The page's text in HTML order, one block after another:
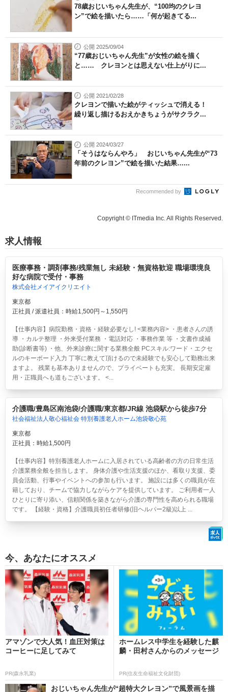
78歳おじいちゃん先生が、“100均のクレヨ
ン”で絵を描いたら……「何が起きてる...
公開 2025/09/04
“77歳おじいちゃん先生”が女性の絵を描く
と…… クレヨンとは思えない仕上がりに...
公開 2021/02/28
クレヨンで描いた絵がティッシュで消える！
繰り返し描けるおえかきちょうがサクラク...
公開 2024/03/27
「そうはならんやろ」 おじいちゃん先生が“73
年前のクレヨン”で絵を描いた結果…...
Recommended by
Copyright © ITmedia Inc. All Rights Reserved.
求人情報
医療事務・調剤事務/残業無し 未経験・無資格歓迎 職場環境良
好な病院で受付・事務
株式会社メイアイクリエイト
東京都
正社員 / 派遣社員：時給1,500円～1,550円
【仕事内容】病院勤務・資格・経験必要なし! <業務内容> ・患者さんの誘
導 ・カルテ整理 ・外来受付業務 ・電話対応 ・事務作業 等 ・文書作成補
助(診断書等) ・他、外来診療に関する業務全般 PCスキル:ワード・エクセ
ルのキーボード入力 丁寧に教えて頂けるので未経験でも安心して勤務出来
ますよ。 残業も基本ありませんので、プライベートも充実。 長期安定雇
用・正職員へも道もございます。 <...
介護職/豊島区南池袋/介護職/東京都/JR線 池袋駅から徒歩7分
社会福祉法人敬心福祉会 特別養護老人ホーム池袋敬心苑
東京都
正社員：時給1,500円
【仕事内容】特別養護老人ホームに入居されている高齢者の方の日常生活
介護業務全般を担当します。 身体介護や生活支援のほか、看取り支援、委
員会活動、行事やイベントへの参加も行います。 施設には多くの職員が在
籍しており、チームで協力しながらケアを提供しています。 ご利用者一人
ひとりに寄り添い、信頼関係を築きながら介護の専門性を高められる職場
です。 【経験・資格】介護職員初任者研修(旧ヘルパー2級)以上 ...
今、あなたにオススメ
アマゾンで大人気！血圧対策は
コーヒーに足してみて
PR(森永乳業)
ホームレス中学生を経験した麒
麟・田村さんからのメッセージ
PR(住友生命福祉文化財団)
おじいちゃん先生が“超特大クレヨン”で風景画を描